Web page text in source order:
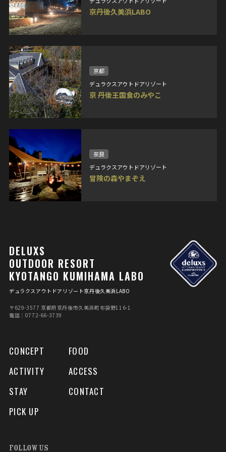
京丹後久美浜LABO
京都
デュラクスアウトドアリゾート
京 丹後王国食のみやこ
奈良
デュラクスアウトドアリゾート
冒険の森やまぞえ
DELUXS
OUTDOOR RESORT
KYOTANGO KUMIHAMA LABO
デュラクスアウトドアリゾート京丹後久美浜LABO
〒629-3577 京都府京丹後市久美浜町布袋野116-1
電話：0772-66-3739
CONCEPT
ACTIVITY
STAY
PICK UP
FOOD
ACCESS
CONTACT
FOLLOW US